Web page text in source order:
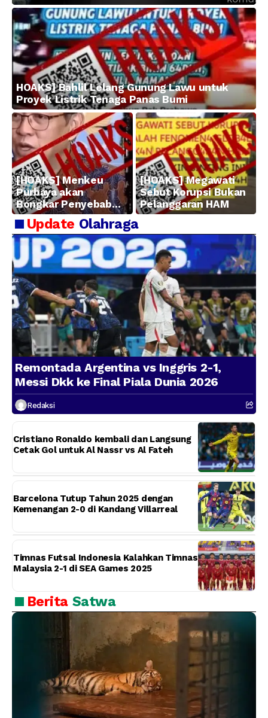
HOAKS] Bahlil Lelang Gunung Lawu untuk
Proyek Listrik Tenaga Panas Bumi
[HOAKS] Menkeu
Purbaya akan
Bongkar Penyebab
Kerugian BUMN
[HOAKS] Megawati
Sebut Korupsi Bukan
Pelanggaran HAM
Update Olahraga
Remontada Argentina vs Inggris 2-1,
Messi Dkk ke Final Piala Dunia 2026
Redaksi
Cristiano Ronaldo kembali dan Langsung
Cetak Gol untuk Al Nassr vs Al Fateh
Barcelona Tutup Tahun 2025 dengan
Kemenangan 2-0 di Kandang Villarreal
Timnas Futsal Indonesia Kalahkan Timnas
Malaysia 2-1 di SEA Games 2025
Berita Satwa